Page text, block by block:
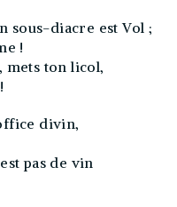
sous-diacre est Vol ;
!
mets ton licol,
divin,
pas de vin